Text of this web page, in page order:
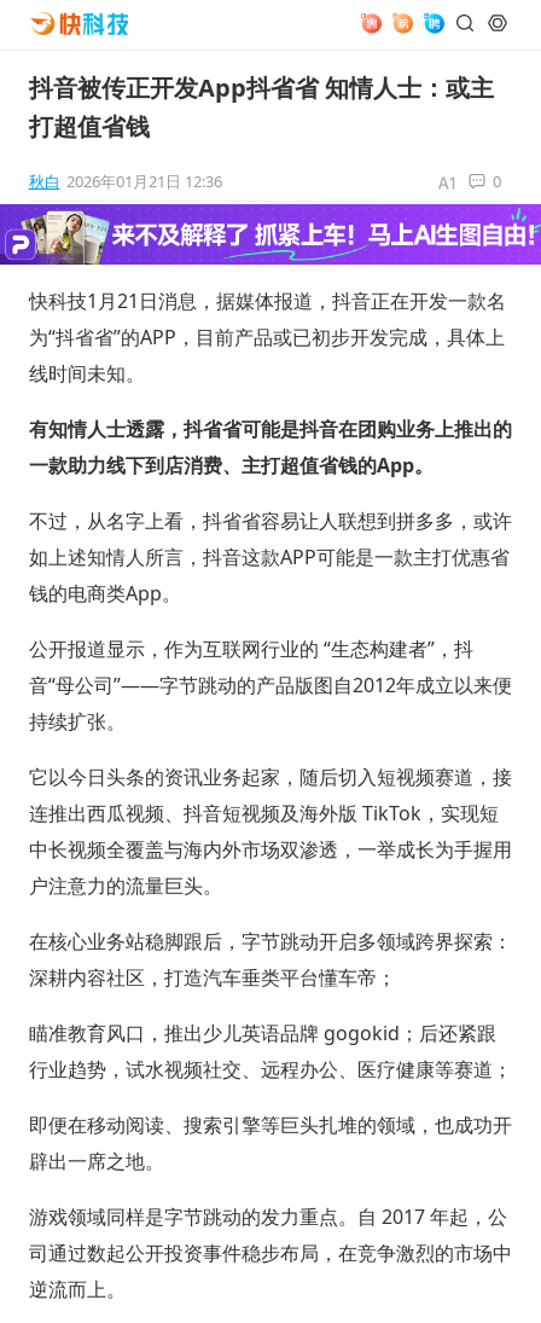
抖音被传正开发App抖省省 知情人士：或主
打超值省钱
秋白 2026年01月21日 12:36 0
快科技1月21日消息，据媒体报道，抖音正在开发一款名
为“抖省省”的APP，目前产品或已初步开发完成，具体上
线时间未知。
有知情人士透露，抖省省可能是抖音在团购业务上推出的
一款助力线下到店消费、主打超值省钱的App。
不过，从名字上看，抖省省容易让人联想到拼多多，或许
如上述知情人所言，抖音这款APP可能是一款主打优惠省
钱的电商类App。
公开报道显示，作为互联网行业的 “生态构建者”，抖
音“母公司”——字节跳动的产品版图自2012年成立以来便
持续扩张。
它以今日头条的资讯业务起家，随后切入短视频赛道，接
连推出西瓜视频、抖音短视频及海外版 TikTok，实现短
中长视频全覆盖与海内外市场双渗透，一举成长为手握用
户注意力的流量巨头。
在核心业务站稳脚跟后，字节跳动开启多领域跨界探索：
深耕内容社区，打造汽车垂类平台懂车帝；
瞄准教育风口，推出少儿英语品牌 gogokid；后还紧跟
行业趋势，试水视频社交、远程办公、医疗健康等赛道；
即便在移动阅读、搜索引擎等巨头扎堆的领域，也成功开
辟出一席之地。
游戏领域同样是字节跳动的发力重点。自 2017 年起，公
司通过数起公开投资事件稳步布局，在竞争激烈的市场中
逆流而上。